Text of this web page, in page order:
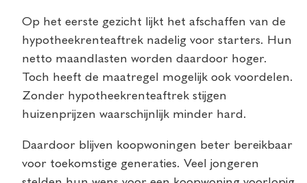
Op het eerste gezicht lijkt het afschaffen van de
hypotheekrenteaftrek nadelig voor starters. Hun
netto maandlasten worden daardoor hoger.
Toch heeft de maatregel mogelijk ook voordelen.
Zonder hypotheekrenteaftrek stijgen
huizenprijzen waarschijnlijk minder hard.
Daardoor blijven koopwoningen beter bereikbaar
voor toekomstige generaties. Veel jongeren